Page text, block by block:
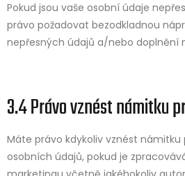
Pokud jsou vaše osobní údaje
právo požadovat bezodkladnou
nepřesných údajů a/nebo doplnění
3.4 Právo vznést námitku
Máte právo kdykoliv vznést
osobních údajů, pokud je